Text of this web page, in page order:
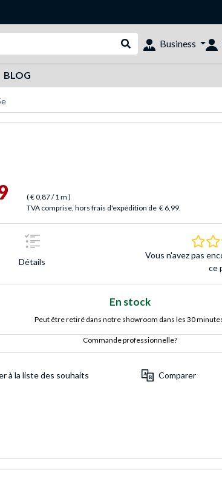
Rechercher dans le shop
Business
BLOG
(€ 0,87/ 1 m )
TVA comprise, hors frais d'expédition de € 6,99.
Détails
Vous n'avez pas
ce
En stock
Peut être retiré dans notre showroom dans les 30
Commande professionnelle?
à la liste des souhaits Comparer